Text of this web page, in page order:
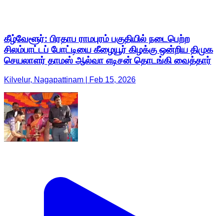
கீழ்வேளூர்: பிரதாப ராமபுரம் பகுதியில் நடைபெற்ற
சிலம்பாட்டப் போட்டியை கீழையூர் கிழக்கு ஒன்றிய திமுக
செயலாளர் தாமஸ் ஆல்வா எடிசன் தொடங்கி வைத்தார்
Kilvelur, Nagapattinam | Feb 15, 2026